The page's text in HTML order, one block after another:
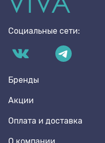
Социальные сети:
Бренды
Акции
Оплата и доставка